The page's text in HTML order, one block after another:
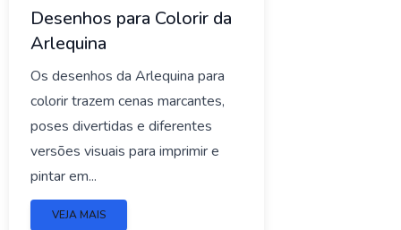
Desenhos para Colorir da
Arlequina
Os desenhos da Arlequina para
colorir trazem cenas marcantes,
poses divertidas e diferentes
versões visuais para imprimir e
pintar em...
VEJA MAIS